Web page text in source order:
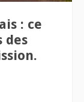
: ce
des